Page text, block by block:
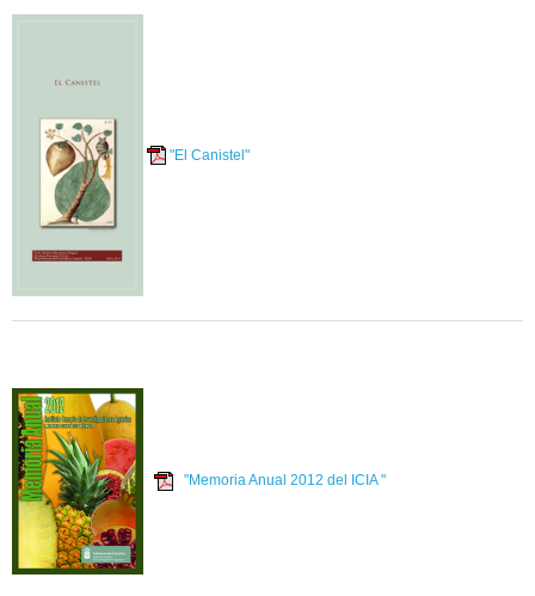
"El Canistel"
"Memoria Anual 2012 del ICIA "